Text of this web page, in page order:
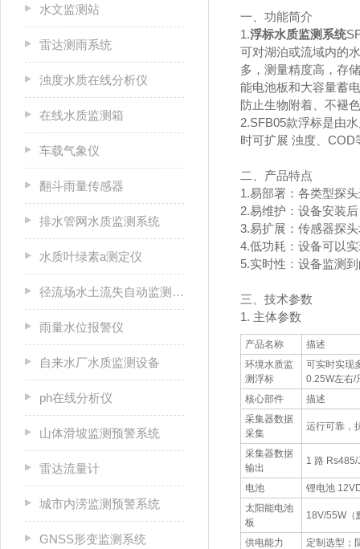
水文监测站
雷达测雨系统
浊度水质在线分析仪
在线水质监测箱
车载气象仪
翻斗雨量传感器
排水管网水质监测系统
水质叶绿素a测定仪
径流场水土流失自动监测系统
雨量水位报警仪
自来水厂水质监测设备
ph在线分析仪
山体滑坡监测预警系统
雷达流量计
城市内涝监测预警系统
GNSS形变监测系统
一、功能简介
1.浮标水质监测系统
可对湖泊或流域内的
多，测量精度高，存
能电池板和大容量蓄
防止生物附着、不褪
2.SFB05款浮标是由
时可扩展 浊度、
二、产品特点
1.易部署：各类型探
2.易维护：设备安装
3.易扩展：传感器探
4.低功耗：设备可以
5.实时性：设备监测
三、技术参数
1. 主体参数
产品名称
描述
环境水质监
测浮标
可实时实现
0.25W左右/
核心部件
描述
采集器数据
采集
运行可靠，
采集器数据
输出
1 路
电池
锂电池
太阳能电池
板
18V/55W（
供电能力
定制选型；